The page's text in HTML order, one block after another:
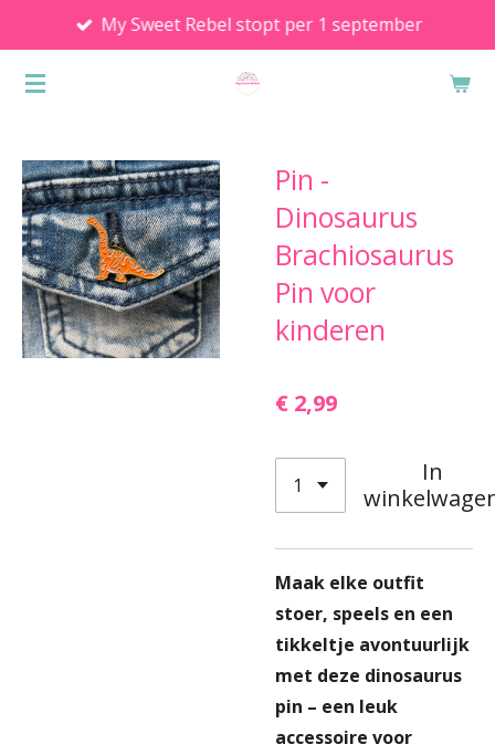
direct
naar
My Sweet Rebel stopt per 1 september
Pin -
Dinosaurus
Brachiosaurus
Pin voor
kinderen
€ 2,99
In
Maak elke outfit
stoer, speels en een
tikkeltje avontuurlijk
met deze dinosaurus
pin – een leuk
accessoire voor